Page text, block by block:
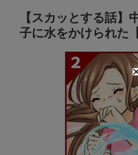
【スカッとする話】
子に水をかけられた